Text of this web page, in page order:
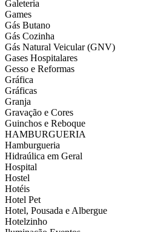
Galeteria
Games
Gás Butano
Gás Cozinha
Gás Natural Veicular (GNV)
Gases Hospitalares
Gesso e Reformas
Gráfica
Gráficas
Granja
Gravação e Cores
Guinchos e Reboque
HAMBURGUERIA
Hamburgueria
Hidraúlica em Geral
Hospital
Hostel
Hotéis
Hotel Pet
Hotel, Pousada e Albergue
Hotelzinho